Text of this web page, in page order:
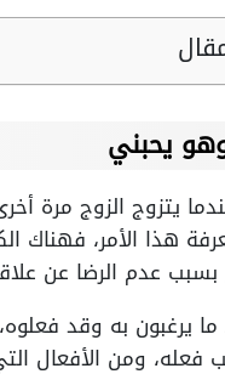
يحبني
يتزوج الزوج مرة
هذا الأمر، فهناك
عدم الرضا عن
يرغبون به وقد
فعله، ومن الأفعال